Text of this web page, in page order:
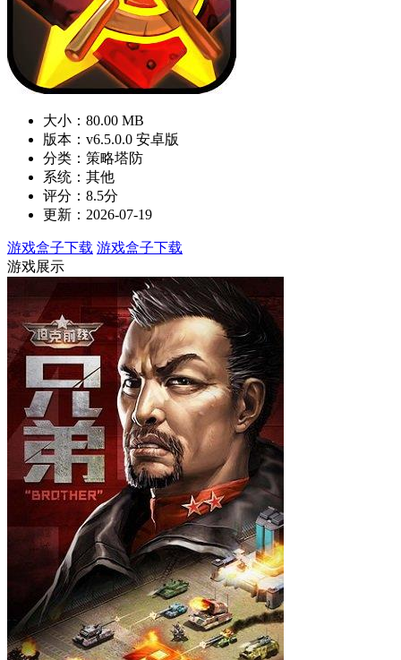
大小：80.00 MB
版本：v6.5.0.0 安卓版
分类：策略塔防
系统：其他
评分：8.5分
更新：2026-07-19
游戏盒子下载 游戏盒子下载
游戏展示